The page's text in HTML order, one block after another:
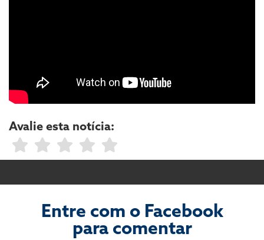
Avalie esta notícia:
Entre com o Facebook
para comentar